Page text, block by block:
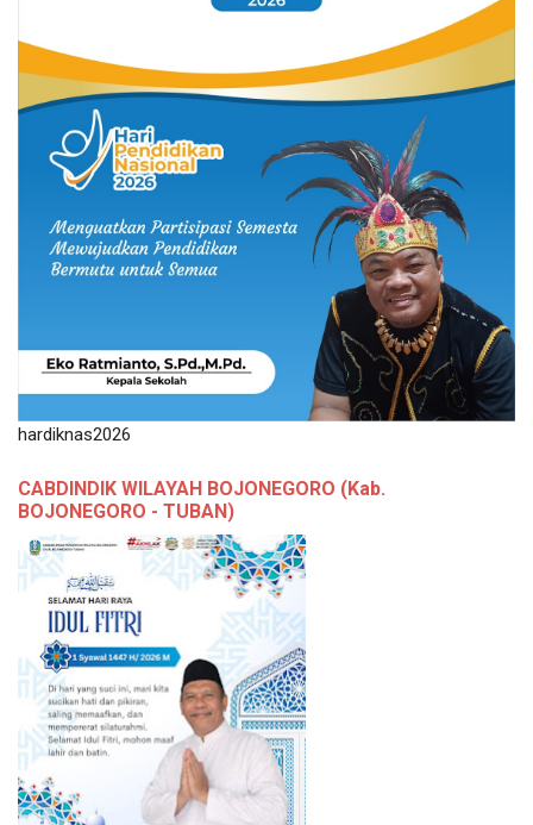
hardiknas2026
CABDINDIK WILAYAH BOJONEGORO (Kab.
BOJONEGORO - TUBAN)